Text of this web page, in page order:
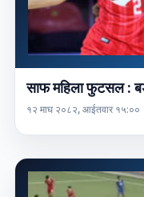
साफ महिला फुटसल :
१२ माघ २०८२, आईतवार १५:००